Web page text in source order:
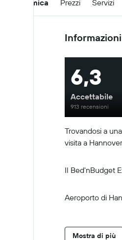
Panoramica Prezzi Servizi
Informazioni
Trovandosi a
visita a
Il Bed'nBudget
Aeroporto di
Mostra di più
6,3
Accettabile
913 recensioni